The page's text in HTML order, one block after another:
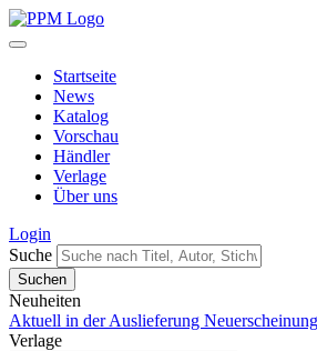
Startseite
News
Katalog
Vorschau
Händler
Verlage
Über uns
Login
Suche
Neuheiten
Aktuell in der Auslieferung
Verlage